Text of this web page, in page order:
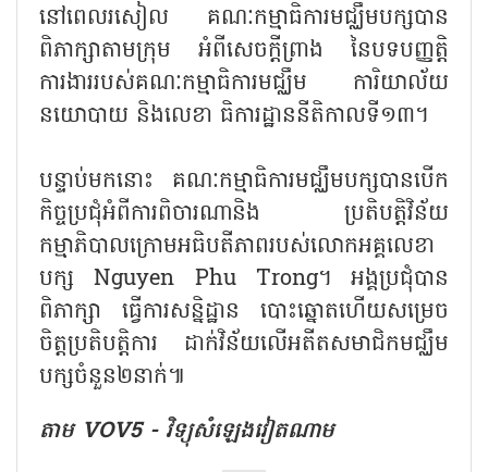
នៅពេលរសៀល គណៈកម្មាធិការមជ្ឈឹមបក្សបាន
ពិភាក្សាតាមក្រុម អំពីសេចក្ដីព្រាង នៃបទបញ្ញត្តិ
ការងាររបស់គណៈកម្មាធិការមជ្ឈឹម ការិយាល័យ
នយោបាយ និងលេខា ធិការដ្ឋាននីតិកាលទី១៣។
បន្ទាប់មកនោះ គណៈកម្មាធិការមជ្ឈឹមបក្សបានបើក
កិច្ចប្រជុំអំពីការពិចារណានិង ប្រតិបត្តិវិន័យ
កម្មាភិបាលក្រោមអធិបតីភាពរបស់លោកអគ្គលេខា
បក្ស Nguyen Phu Trong។ អង្គប្រជុំបាន
ពិភាក្សា ធ្វើការសន្និដ្ឋាន បោះឆ្នោតហើយសម្រេច
ចិត្តប្រតិបត្តិការ ដាក់វិន័យលើអតីតសមាជិកមជ្ឈឹម
បក្សចំនួន២នាក់៕
តាម VOV5 - វិទ្យុសំឡេងវៀតណាម